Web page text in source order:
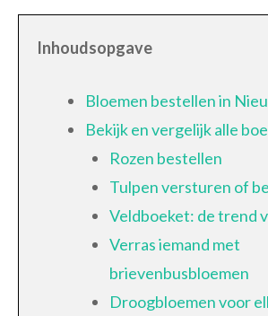
Inhoudsopgave
Bloemen bestellen in
Bekijk en vergelijk alle
Rozen bestellen
Tulpen versturen of
Veldboeket: de trend
Verras iemand met
brievenbusbloemen
Droogbloemen voor